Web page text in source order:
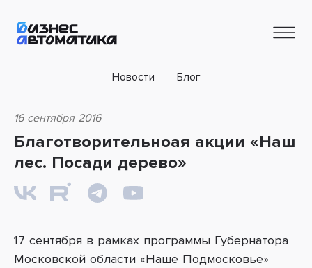
Новости Блог
16 сентября 2016
Благотворительноая акции «Наш
лес. Посади дерево»
17 сентября в рамках программы Губернатора
Московской области «Наше Подмосковье»